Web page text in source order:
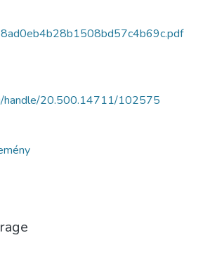
handle/20.500.14711/102575